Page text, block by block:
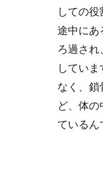
しての役
途中にあ
ろ過さ
してい
なく、
ど、体
ているん